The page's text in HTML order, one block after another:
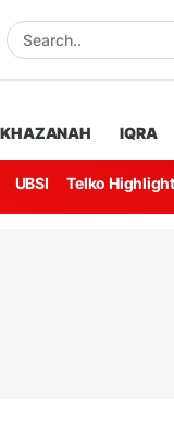
KHAZANAH IQRA
UBSI Telko Highlight